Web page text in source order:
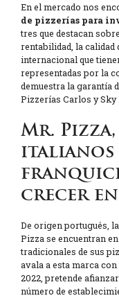
En el mercado nos
de pizzerías para
tres que destacan
rentabilidad, la calidad
internacional que
representadas por la
demuestra la garantía
Pizzerías Carlos y Sky
Mr.
italianos
crecer en
De origen portugués,
Pizza se encuentran
tradicionales de sus
avala a esta marca
2022, pretende
número de